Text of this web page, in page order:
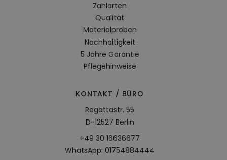
Zahlarten
Qualität
Materialproben
Nachhaltigkeit
5 Jahre Garantie
Pflegehinweise
KONTAKT / BÜRO
Regattastr. 55
D-12527 Berlin
+49 30 16636677
WhatsApp: 01754884444